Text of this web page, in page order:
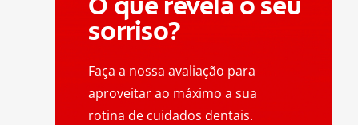
sorriso?
Faça a nossa avaliação para
aproveitar ao máximo a sua
rotina de cuidados dentais.